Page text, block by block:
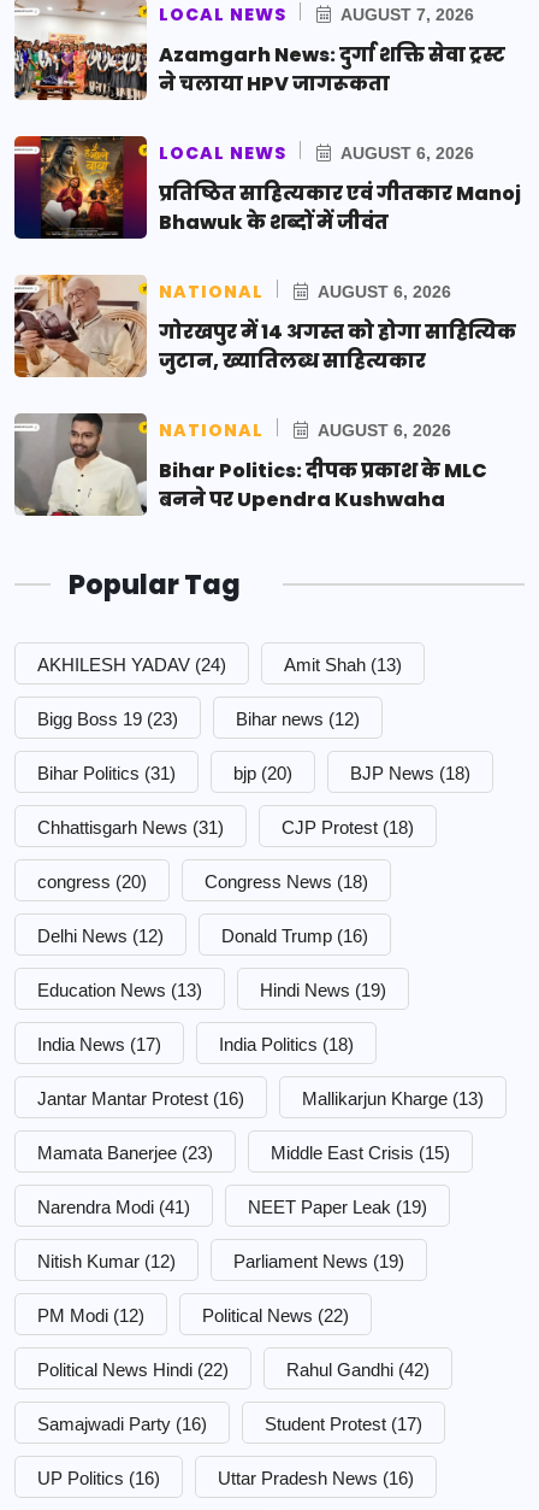
LOCAL NEWS AUGUST 7, 2026
Azamgarh News: दुर्गा शक्ति सेवा ट्रस्ट
ने चलाया HPV जागरूकता
LOCAL NEWS AUGUST 6, 2026
प्रतिष्ठित साहित्यकार एवं गीतकार Manoj
Bhawuk के शब्दों में जीवंत
NATIONAL AUGUST 6, 2026
गोरखपुर में 14 अगस्त को होगा साहित्यिक
जुटान, ख्यातिलब्ध साहित्यकार
NATIONAL AUGUST 6, 2026
Bihar Politics: दीपक प्रकाश के MLC
बनने पर Upendra Kushwaha
Popular Tag
AKHILESH YADAV (24) Amit Shah (13)
Bigg Boss 19 (23) Bihar news (12)
Bihar Politics (31) bjp (20) BJP News (18)
Chhattisgarh News (31) CJP Protest (18)
congress (20) Congress News (18)
Delhi News (12) Donald Trump (16)
Education News (13) Hindi News (19)
India News (17) India Politics (18)
Jantar Mantar Protest (16) Mallikarjun Kharge (13)
Mamata Banerjee (23) Middle East Crisis (15)
Narendra Modi (41) NEET Paper Leak (19)
Nitish Kumar (12) Parliament News (19)
PM Modi (12) Political News (22)
Political News Hindi (22) Rahul Gandhi (42)
Samajwadi Party (16) Student Protest (17)
UP Politics (16) Uttar Pradesh News (16)